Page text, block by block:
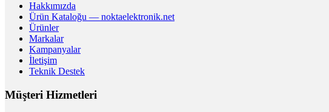
Hakkımızda
Ürün Kataloğu — noktaelektronik.net
Ürünler
Markalar
Kampanyalar
İletişim
Teknik Destek
Müşteri Hizmetleri